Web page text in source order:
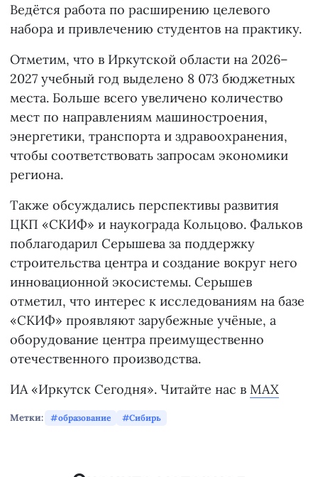
Ведётся работа по расширению целевого
набора и привлечению студентов на практику.
Отметим, что в Иркутской области на 2026–
2027 учебный год выделено 8 073 бюджетных
места. Больше всего увеличено количество
мест по направлениям машиностроения,
энергетики, транспорта и здравоохранения,
чтобы соответствовать запросам экономики
региона.
Также обсуждались перспективы развития
ЦКП «СКИФ» и наукограда Кольцово. Фальков
поблагодарил Серышева за поддержку
строительства центра и создание вокруг него
инновационной экосистемы. Серышев
отметил, что интерес к исследованиям на базе
«СКИФ» проявляют зарубежные учёные, а
оборудование центра преимущественно
отечественного производства.
ИА «Иркутск Сегодня». Читайте нас в MAX
Метки: образование Сибирь